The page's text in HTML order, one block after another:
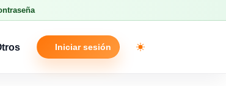
Iniciar sesión
Toggle theme